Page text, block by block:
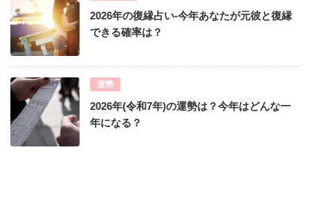
2026年の復縁占い-今年あなたが元彼と復縁
できる確率は？
運勢
2026年(令和7年)の運勢は？今年はどんな一
年になる？